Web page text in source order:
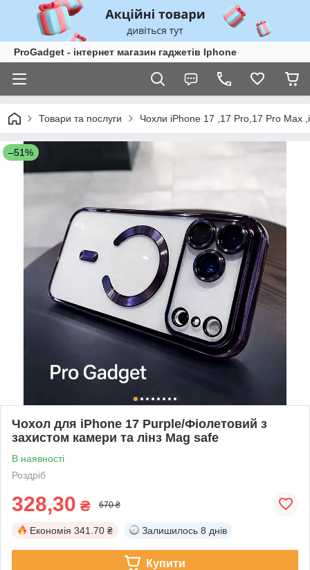
ProGadget - iнтернет магазин гаджетів Iphone
Товари та послуги Чохли iPhone 17 ,17 Pro,17 Pro Max
–51%
Чохол для iPhone 17 Purple/Фіолетовий з
захистом камери та лінз Mag safe
В наявності
Роздріб
328,30 ₴ 670 ₴
Економія 341.70 ₴ Залишилось 8 днів
Купити